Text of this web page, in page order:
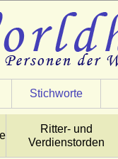
Stichworte
Ritter- und
Verdienstorden